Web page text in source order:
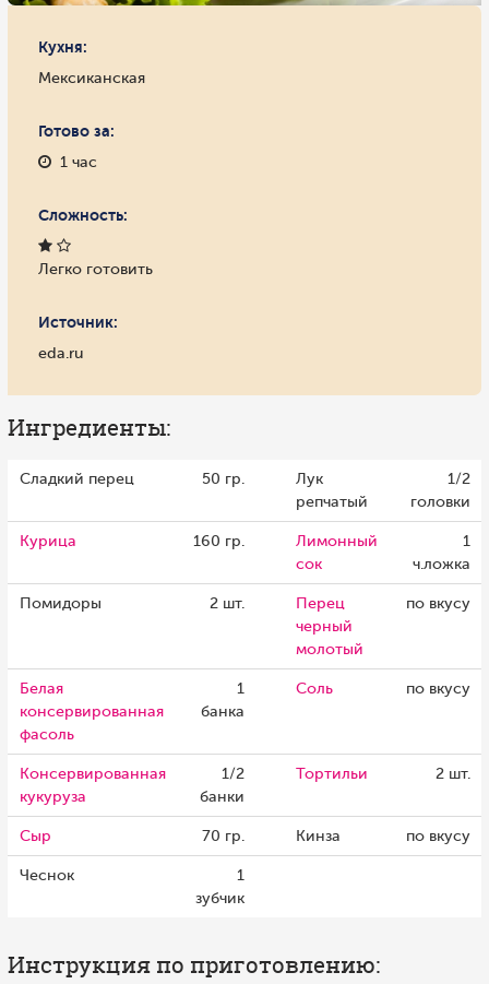
Кухня:
Мексиканская
Готово за:
1 час
Сложность:
Легко готовить
Источник:
eda.ru
Ингредиенты:
Сладкий перец 50 гр.
Лук
репчатый
1/2
головки
Курица 160 гр.
Лимонный
сок
1
ч.ложка
Помидоры 2 шт.
Перец
черный
молотый
по вкусу
Белая
консервированная
фасоль
1
банка
Соль по вкусу
Консервированная
кукуруза
1/2
банки
Тортильи 2 шт.
Сыр 70 гр. Кинза по вкусу
Чеснок
1
зубчик
Инструкция по приготовлению: